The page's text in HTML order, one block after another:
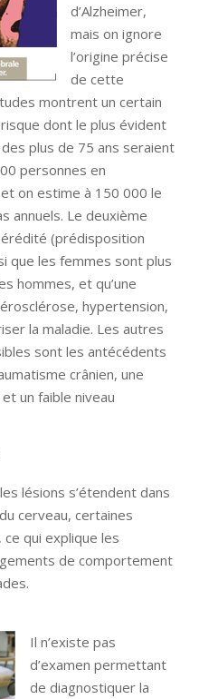
d’Alzheimer,
mais on ignore
l’origine précise
de cette
montrent un certain
dont le plus évident
plus de 75 ans seraient
personnes en
on estime à 150 000 le
annuels. Le deuxième
(prédisposition
que les femmes sont plus
hommes, et qu’une
hypertension,
la maladie. Les autres
sont les antécédents
crânien, une
un faible niveau
lésions s’étendent dans
cerveau, certaines
qui explique les
de comportement
Il n’existe pas
d’examen permettant
de diagnostiquer la